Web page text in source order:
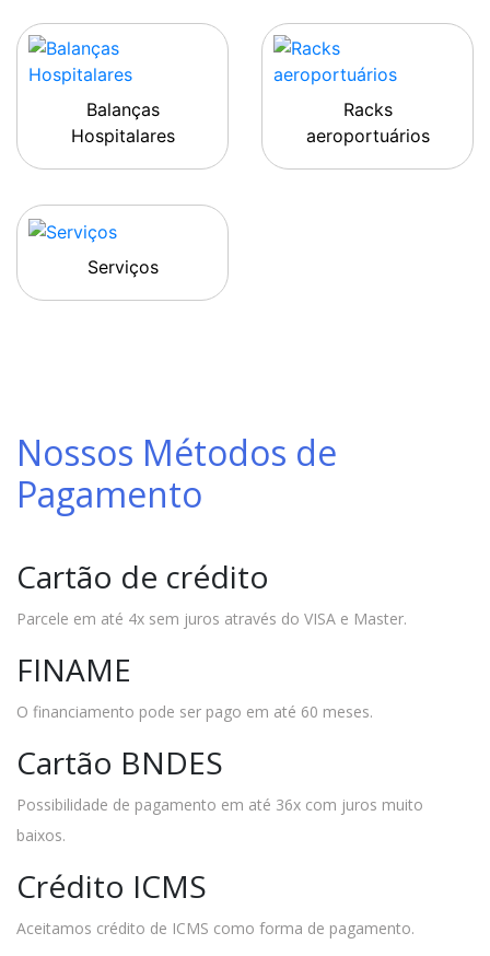
Balanças
Hospitalares
Racks
aeroportuários
Serviços
Nossos Métodos de
Pagamento
Cartão de crédito
Parcele em até 4x sem juros através do VISA e Master.
FINAME
O financiamento pode ser pago em até 60 meses.
Cartão BNDES
Possibilidade de pagamento em até 36x com juros muito
baixos.
Crédito ICMS
Aceitamos crédito de ICMS como forma de pagamento.